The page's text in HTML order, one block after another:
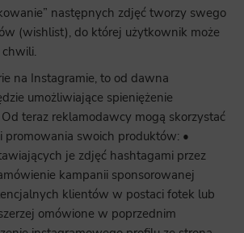
następnych zdjęć tworzy swego
(wishlist), do której użytkownik może
na Instagramie, to od dawna
umożliwiające spieniężenie
teraz reklamodawcy mogą skorzystać
promowania swoich produktów: •
je zdjęć hashtagami przez
kampanii sponsorowanej
klientów w postaci fotek lub
omówione w poprzednim